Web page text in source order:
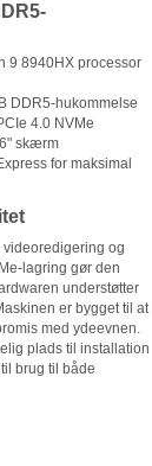
9 8940HX processor
DDR5-hukommelse
4.0 NVMe
skærm
for maksimal
og
lagring gør den
understøtter
er bygget til at
med ydeevnen.
plads til installation
brug til både